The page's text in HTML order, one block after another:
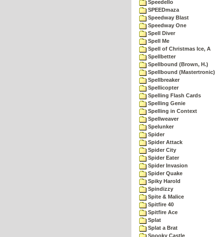
Speedello
SPEEDmaza
Speedway Blast
Speedway One
Spell Diver
Spell Me
Spell of Christmas Ice, A
Spellbetter
Spellbound (Brown, H.)
Spellbound (Mastertronic)
Spellbreaker
Spellicopter
Spelling Flash Cards
Spelling Genie
Spelling in Context
Spellweaver
Spelunker
Spider
Spider Attack
Spider City
Spider Eater
Spider Invasion
Spider Quake
Spiky Harold
Spindizzy
Spite & Malice
Spitfire 40
Spitfire Ace
Splat
Splat a Brat
Spooky Castle